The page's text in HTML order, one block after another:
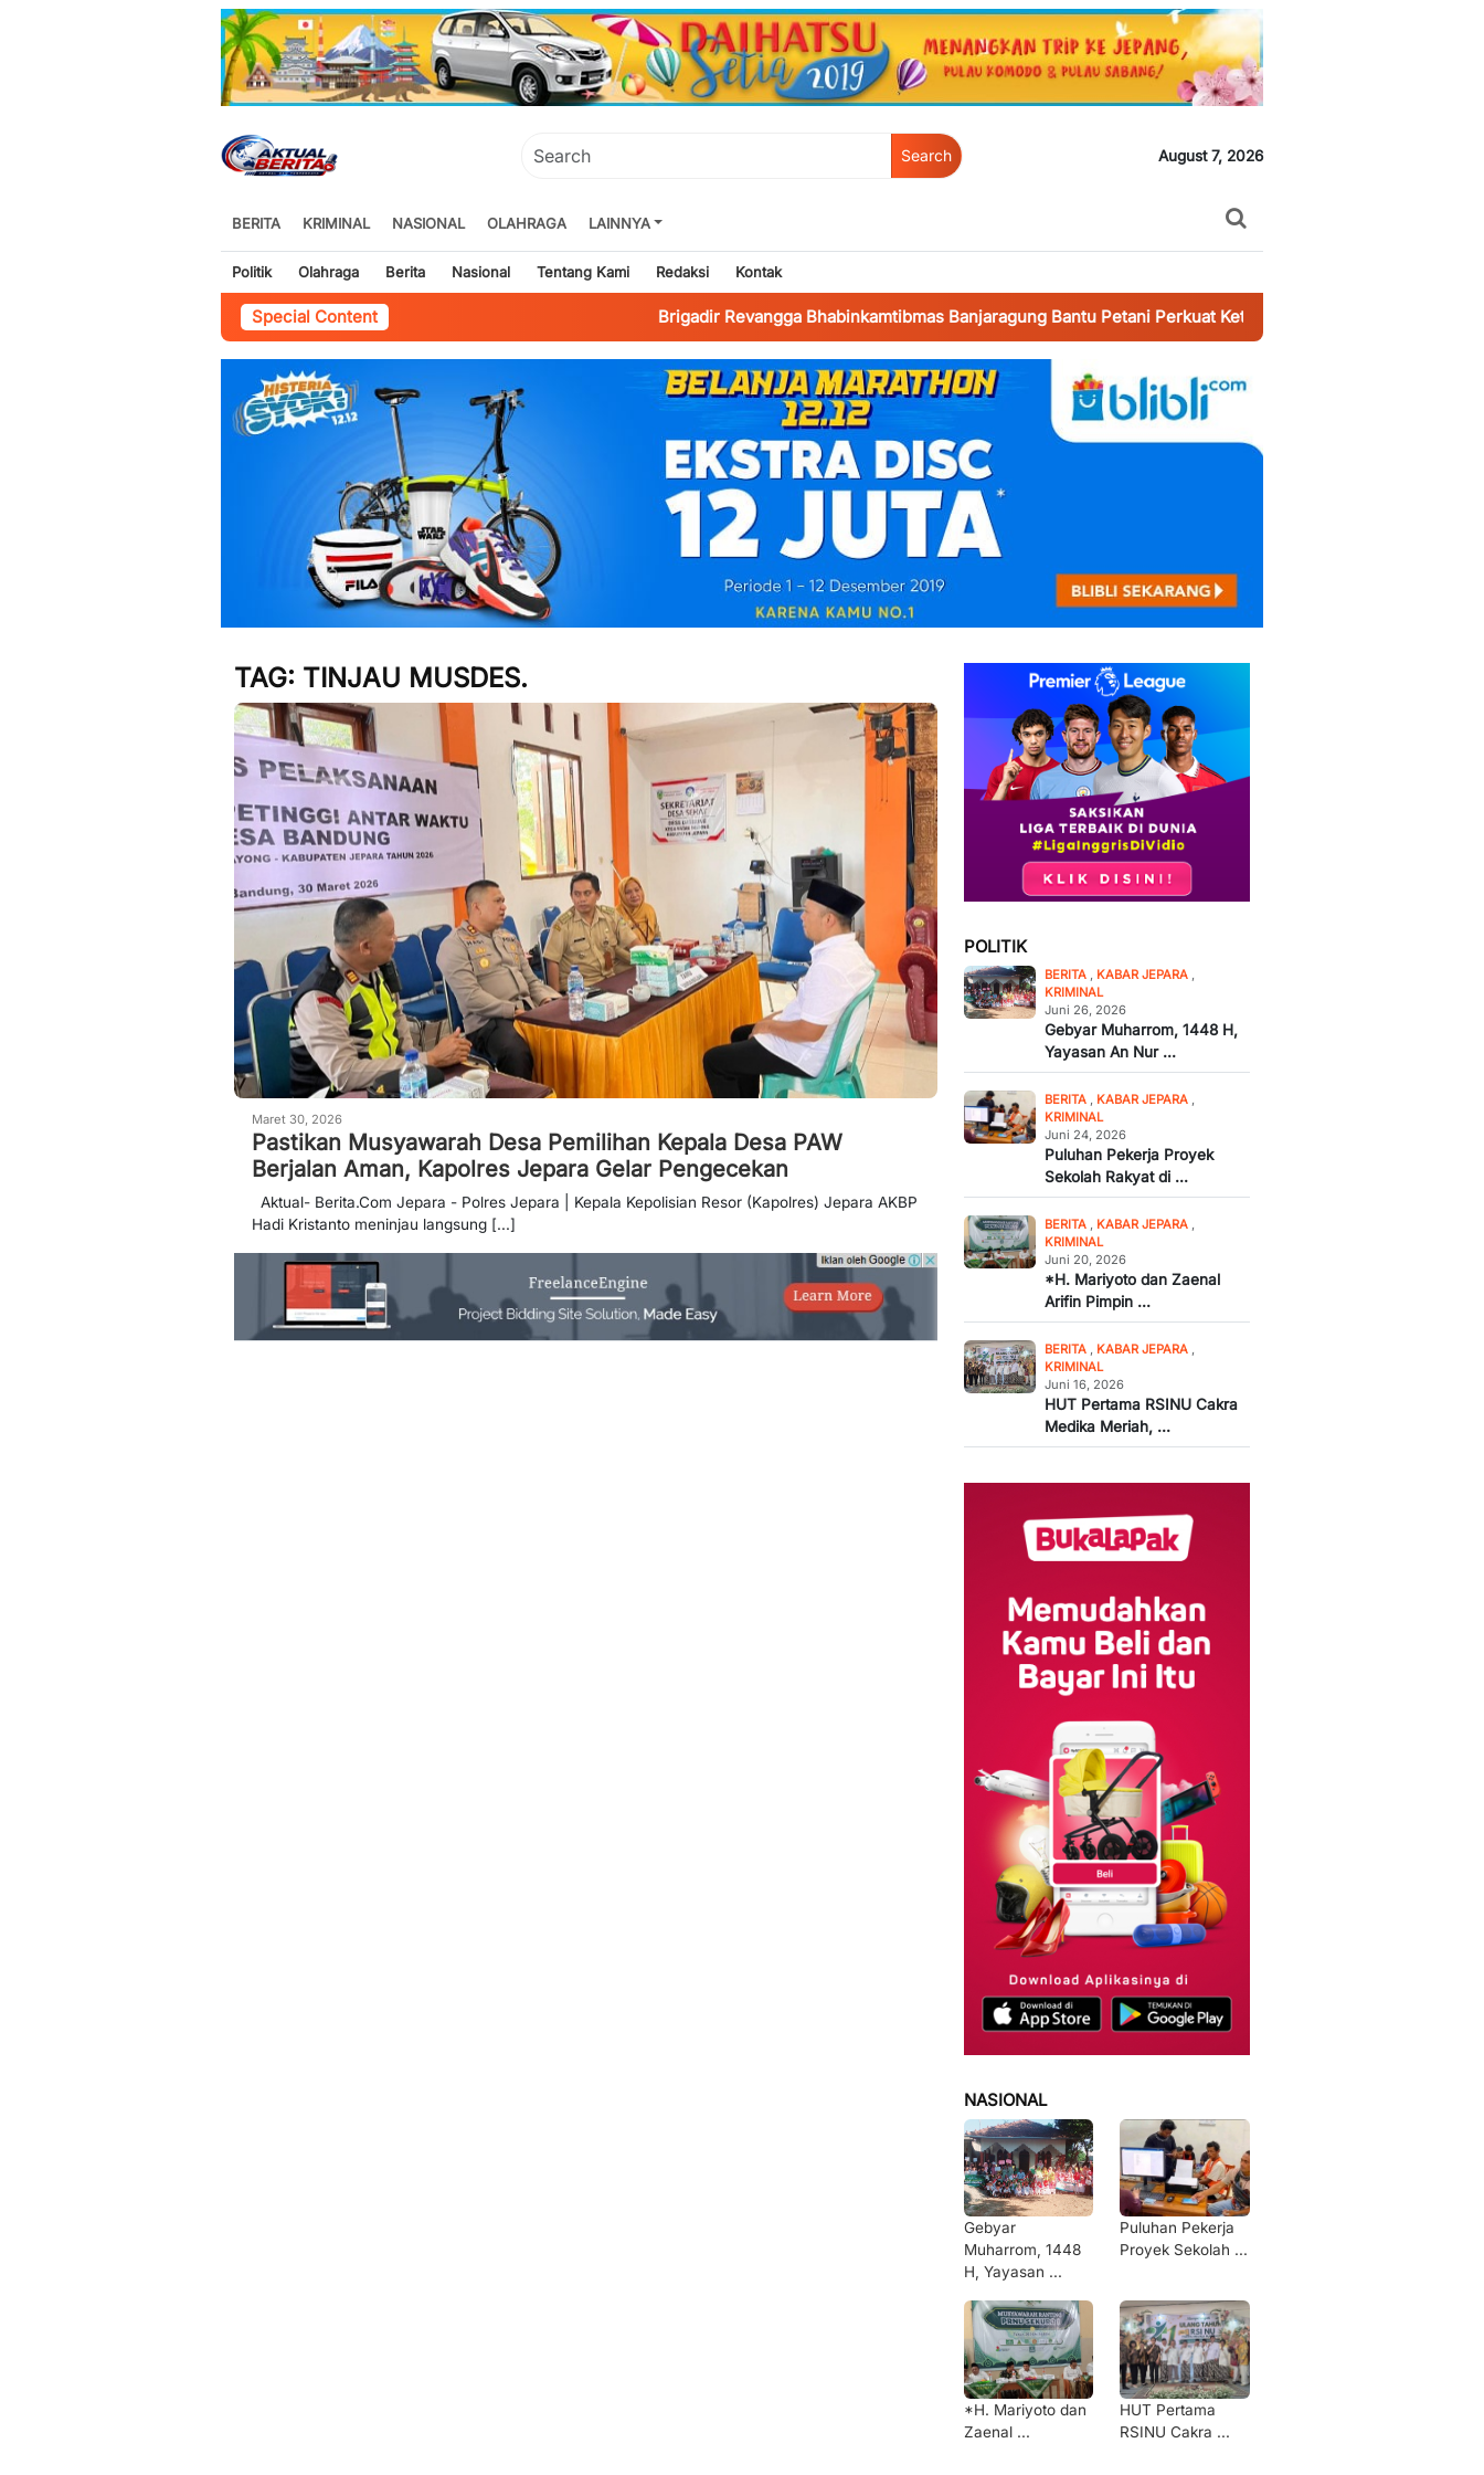
Search August 7, 2026
BERITA KRIMINAL NASIONAL OLAHRAGA LAINNYA
Politik Olahraga Berita Nasional Tentang Kami Redaksi Kontak
Special Content Brigadir Revangga Bhabinkamtibmas Banjaragung Bantu Petani Perkuat Ketahanan Pangan
TAG: TINJAU MUSDES.
Maret 30, 2026
Pastikan Musyawarah Desa Pemilihan Kepala Desa PAW
Berjalan Aman, Kapolres Jepara Gelar Pengecekan
Aktual- Berita.Com Jepara - Polres Jepara | Kepala Kepolisian Resor (Kapolres) Jepara AKBP
Hadi Kristanto meninjau langsung [...]
POLITIK
BERITA , KABAR JEPARA ,
KRIMINAL
Juni 26, 2026
Gebyar Muharrom, 1448 H,
Yayasan An Nur ...
BERITA , KABAR JEPARA ,
KRIMINAL
Juni 24, 2026
Puluhan Pekerja Proyek
Sekolah Rakyat di ...
BERITA , KABAR JEPARA ,
KRIMINAL
Juni 20, 2026
*H. Mariyoto dan Zaenal
Arifin Pimpin ...
BERITA , KABAR JEPARA ,
KRIMINAL
Juni 16, 2026
HUT Pertama RSINU Cakra
Medika Meriah, ...
NASIONAL
Gebyar
Muharrom, 1448
H, Yayasan ...
Puluhan Pekerja
Proyek Sekolah ...
*H. Mariyoto dan
Zaenal ...
HUT Pertama
RSINU Cakra ...